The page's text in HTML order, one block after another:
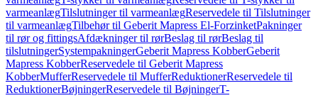
varmeanlægTilslutninger til varmeanlægReservedele til Tilslutninger
til varmeanlægTilbehør til Geberit Mapress El-ForzinketPakninger
til rør og fittingsAfdækninger til rørBeslag til rørBeslag til
tilslutningerSystempakningerGeberit Mapress KobberGeberit
Mapress KobberReservedele til Geberit Mapress
KobberMufferReservedele til MufferReduktionerReservedele til
ReduktionerBøjningerReservedele til BøjningerT-